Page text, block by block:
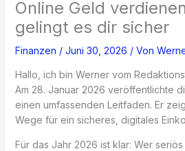
Online Geld
gelingt es dir sicher
Finanzen / Juni 30, 2026 / Von
Hallo, ich bin Werner vom
Am 28. Januar 2026 veröffentlichte
einen umfassenden Leitfaden. Er
Wege für ein sicheres, digitales
Für das Jahr 2026 ist klar: Wer